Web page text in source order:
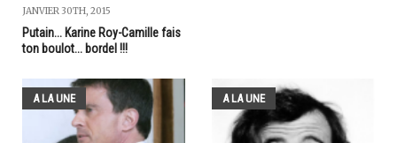
JANVIER 30TH, 2015
Putain... Karine Roy-Camille fais
ton boulot... bordel !!!
A LA UNE A LA UNE